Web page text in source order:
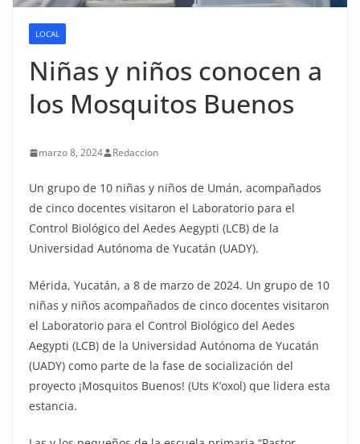
LOCAL
Niñas y niños conocen a
los Mosquitos Buenos
marzo 8, 2024 Redaccion
Un grupo de 10 niñas y niños de Umán, acompañados
de cinco docentes visitaron el Laboratorio para el
Control Biológico del Aedes Aegypti (LCB) de la
Universidad Autónoma de Yucatán (UADY).
Mérida, Yucatán, a 8 de marzo de 2024. Un grupo de 10
niñas y niños acompañados de cinco docentes visitaron
el Laboratorio para el Control Biológico del Aedes
Aegypti (LCB) de la Universidad Autónoma de Yucatán
(UADY) como parte de la fase de socialización del
proyecto ¡Mosquitos Buenos! (Uts K’oxol) que lidera esta
estancia.